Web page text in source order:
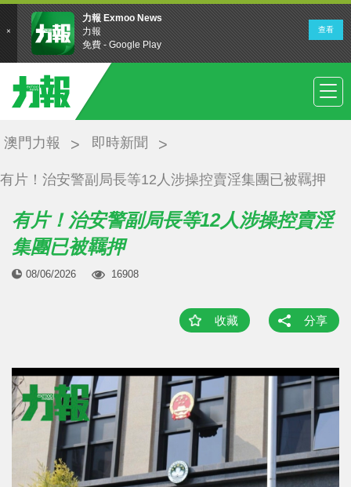
澳門力報 即時新聞
有片！治安警副局長等12人涉操控賣淫集團已被羈押
有片！治安警副局長等12人涉操控賣淫
集團已被羈押
08/06/2026 16908
收藏 分享